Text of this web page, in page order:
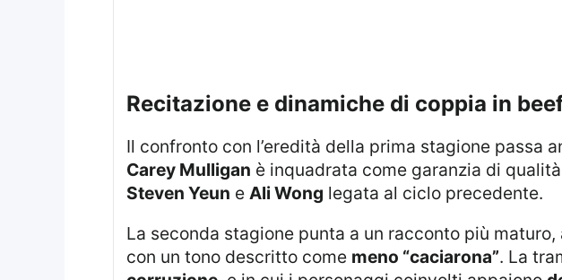
recitazione e dinamiche di coppia in
Il confronto con l’eredità della prima stagione passa
Carey Mulligan è inquadrata come garanzia di
Steven Yeun e Ali Wong legata al ciclo precedente.
La seconda stagione punta a un racconto più maturo, anche potenzialmente più profondo rispetto a quello iniziale,
con un tono descritto come meno “caciarona”. La